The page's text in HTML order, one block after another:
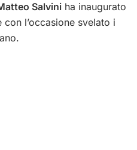
Salvini ha inaugurato
l’occasione svelato i